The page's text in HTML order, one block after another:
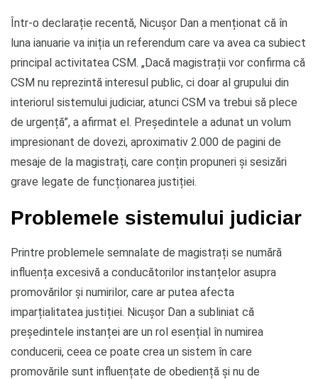
Într-o declarație recentă, Nicușor Dan a menționat că în
luna ianuarie va iniția un referendum care va avea ca subiect
principal activitatea CSM. „Dacă magistrații vor confirma că
CSM nu reprezintă interesul public, ci doar al grupului din
interiorul sistemului judiciar, atunci CSM va trebui să plece
de urgență”, a afirmat el. Președintele a adunat un volum
impresionant de dovezi, aproximativ 2.000 de pagini de
mesaje de la magistrați, care conțin propuneri și sesizări
grave legate de funcționarea justiției.
Problemele sistemului judiciar
Printre problemele semnalate de magistrați se numără
influența excesivă a conducătorilor instanțelor asupra
promovărilor și numirilor, care ar putea afecta
imparțialitatea justiției. Nicușor Dan a subliniat că
președintele instanței are un rol esențial în numirea
conducerii, ceea ce poate crea un sistem în care
promovările sunt influențate de obediență și nu de